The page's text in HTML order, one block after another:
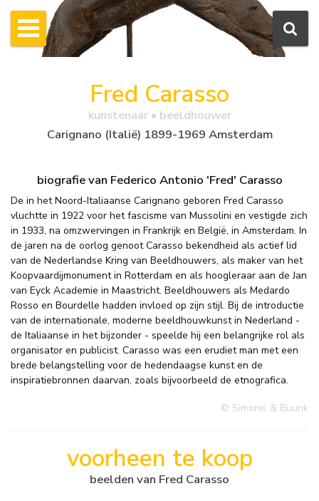
Fred Carasso
kunstenaar • beeldhouwer
Carignano (Italië) 1899-1969 Amsterdam
biografie van Federico Antonio 'Fred' Carasso
De in het Noord-Italiaanse Carignano geboren Fred Carasso
vluchtte in 1922 voor het fascisme van Mussolini en vestigde zich
in 1933, na omzwervingen in Frankrijk en België, in Amsterdam. In
de jaren na de oorlog genoot Carasso bekendheid als actief lid
van de Nederlandse Kring van Beeldhouwers, als maker van het
Koopvaardijmonument in Rotterdam en als hoogleraar aan de Jan
van Eyck Academie in Maastricht. Beeldhouwers als Medardo
Rosso en Bourdelle hadden invloed op zijn stijl. Bij de introductie
van de internationale, moderne beeldhouwkunst in Nederland -
de Italiaanse in het bijzonder - speelde hij een belangrijke rol als
organisator en publicist. Carasso was een erudiet man met een
brede belangstelling voor de hedendaagse kunst en de
inspiratiebronnen daarvan, zoals bijvoorbeeld de etnografica.
© Simonis & Buunk
voorheen te koop
beelden van Fred Carasso